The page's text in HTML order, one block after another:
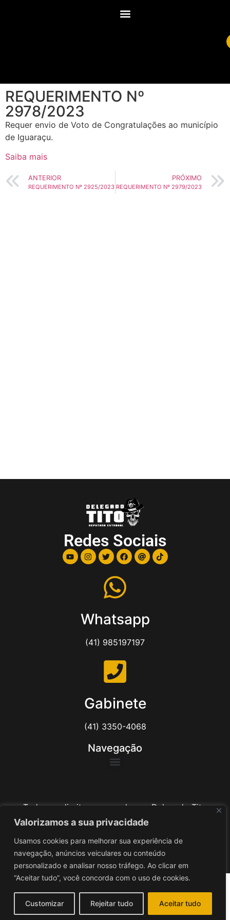
Valorizamos a sua privacidade
Usamos cookies para melhorar sua experiência de
navegação, anúncios veiculares ou conteúdo
personalizado e analisar nosso tráfego. Ao clicar em
“Aceitar tudo”, você concorda com o uso de cookies.
Customizar Rejeitar tudo Aceitar tudo
REQUERIMENTO Nº
2978/2023
Requer envio de Voto de Congratulações ao município
de Iguaraçu.
Saiba mais
ANTERIOR
REQUERIMENTO Nº 2925/2023
PRÓXIMO
REQUERIMENTO Nº 2979/2023
Redes Sociais
Whatsapp
(41) 985197197
Gabinete
(41) 3350-4068
Navegação
Todos os direitos reservados ao Delegado Tito
Barichello
Desenvolvido poriv3